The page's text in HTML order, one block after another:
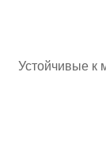
Устойчивые к